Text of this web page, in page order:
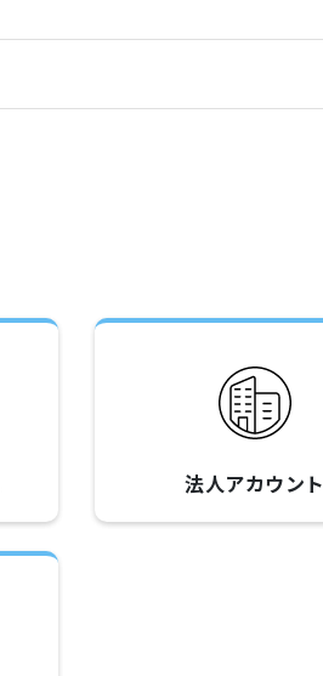
法人アカウント